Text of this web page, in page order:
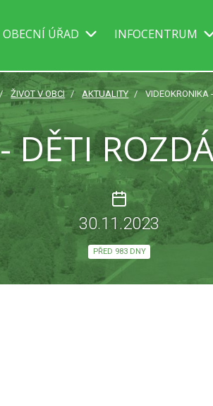
OBECNÍ ÚŘAD INFOCENTRUM
ŽIVOT V OBCI AKTUALITY VIDEOKRONIKA
DĚTI
30.11.2023
PŘED 983 DNY